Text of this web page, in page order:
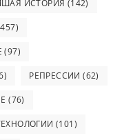
ИСТОРИЯ (142)
(97)
РЕПРЕССИИ (62)
(76)
(101)